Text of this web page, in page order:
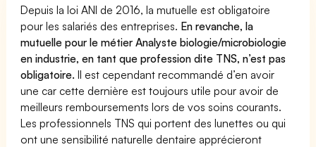
Depuis la loi ANI de 2016, la mutuelle est obligatoire
pour les salariés des entreprises. En revanche, la
mutuelle pour le métier Analyste biologie/microbiologie
en industrie, en tant que profession dite TNS, n’est pas
obligatoire.Il est cependant recommandé d’en avoir
une car cette dernière est toujours utile pour avoir de
meilleurs remboursements lors de vos soins courants.
Les professionnels TNS qui portent des lunettes ou qui
ont une sensibilité naturelle dentaire apprécieront